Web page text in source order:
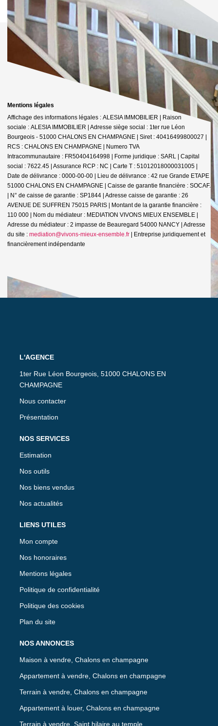
Mentions légales
Affichage des informations légales : ALESIA IMMOBILIER | Raison
sociale : ALESIA IMMOBILIER | Adresse siège social : 1ter rue Léon
Bourgeois - 51000 CHALONS EN CHAMPAGNE | Siret : 40416499800027 |
RCS : CHALONS EN CHAMPAGNE | Numero TVA
Intracommunautaire : FR50404164998 | Forme juridique : SARL | Capital
social : 7622.45 | Assurance RCP : NC | Carte T : 51012018000031005 |
Date de délivrance : 0000-00-00 | Lieu de délivrance : 42 rue Grande ETAPE
51000 CHALONS EN CHAMPAGNE | Caisse de garantie financière : SOCAF.
| N° de caisse de garantie : SP1844 | Adresse caisse de garantie : 26
AVENUE DE SUFFREN 75015 PARIS | Montant de la garantie financière :
110 000 | Nom du médiateur : MEDIATION VIVONS MIEUX ENSEMBLE |
Adresse du médiateur : 2 impasse de Beauregard 54000 NANCY | Adresse
du site : mediation@vivons-mieux-ensemble.fr
Entreprise juridiquement et
financièrement indépendante
L'AGENCE
1ter Rue Léon Bourgeois, 51000 CHALONS EN
CHAMPAGNE
Nous contacter
Présentation
NOS SERVICES
Estimation
Nos outils
Nos biens vendus
Nos actualités
LIENS UTILES
Mon compte
Nos honoraires
Mentions légales
Politique de confidentialité
Politique des cookies
Plan du site
NOS ANNONCES
Maison à vendre, Chalons en champagne
Appartement à vendre, Chalons en champagne
Terrain à vendre, Chalons en champagne
Appartement à louer, Chalons en champagne
Terrain à vendre, Saint hilaire au temple